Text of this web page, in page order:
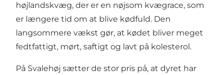
højlandskvæg, der er en nøjsom kvægrace, som
er længere tid om at blive kødfuld. Den
langsommere vækst gør, at kødet bliver meget
fedtfattigt, mørt, saftigt og lavt på kolesterol.
På Svalehøj sætter de stor pris på, at dyret har